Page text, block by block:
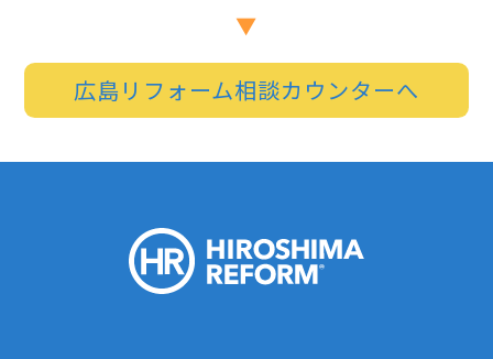
広島リフォーム相談カウンターへ